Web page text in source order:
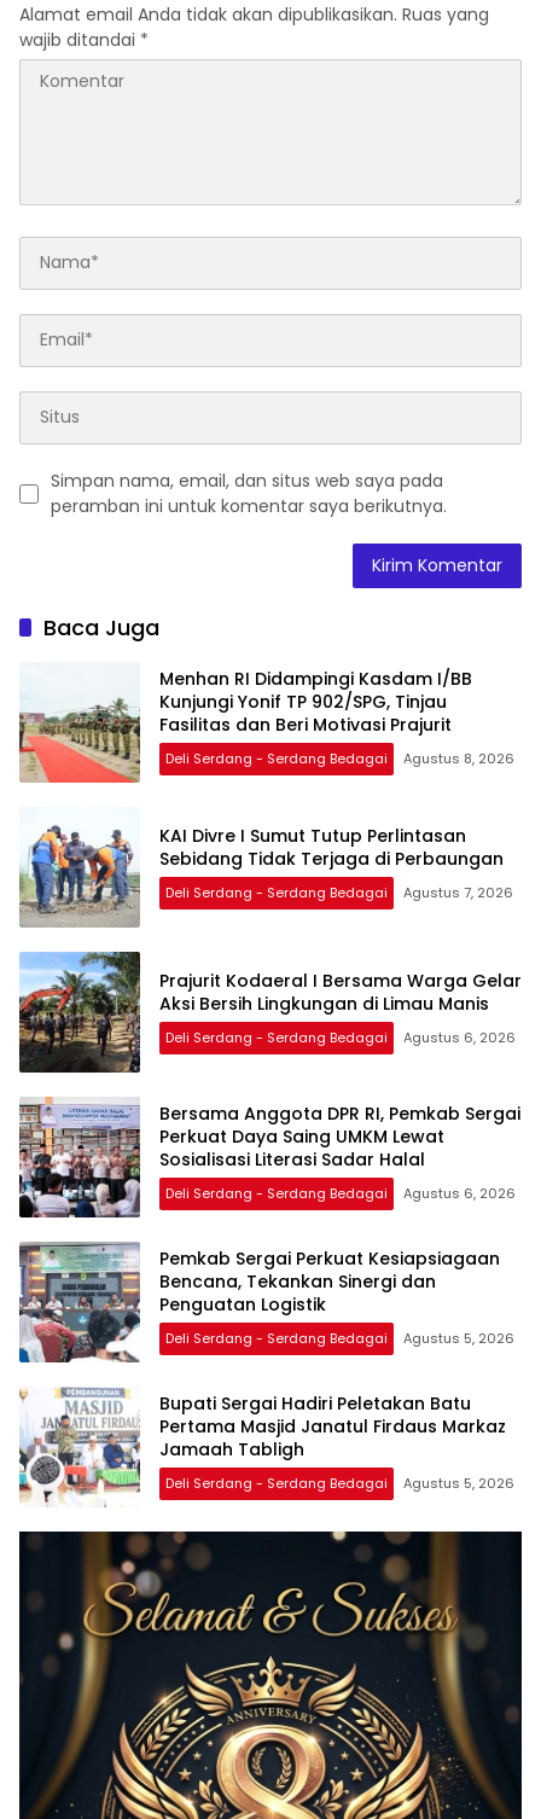
Alamat email Anda tidak akan dipublikasikan. Ruas yang
wajib ditandai *
Simpan nama, email, dan situs web saya pada
peramban ini untuk komentar saya berikutnya.
Baca Juga
Menhan RI Didampingi Kasdam I/BB
Kunjungi Yonif TP 902/SPG, Tinjau
Fasilitas dan Beri Motivasi Prajurit
Deli Serdang - Serdang Bedagai Agustus 8, 2026
KAI Divre I Sumut Tutup Perlintasan
Sebidang Tidak Terjaga di Perbaungan
Deli Serdang - Serdang Bedagai Agustus 7, 2026
Prajurit Kodaeral I Bersama Warga Gelar
Aksi Bersih Lingkungan di Limau Manis
Deli Serdang - Serdang Bedagai Agustus 6, 2026
Bersama Anggota DPR RI, Pemkab Sergai
Perkuat Daya Saing UMKM Lewat
Sosialisasi Literasi Sadar Halal
Deli Serdang - Serdang Bedagai Agustus 6, 2026
Pemkab Sergai Perkuat Kesiapsiagaan
Bencana, Tekankan Sinergi dan
Penguatan Logistik
Deli Serdang - Serdang Bedagai Agustus 5, 2026
Bupati Sergai Hadiri Peletakan Batu
Pertama Masjid Janatul Firdaus Markaz
Jamaah Tabligh
Deli Serdang - Serdang Bedagai Agustus 5, 2026